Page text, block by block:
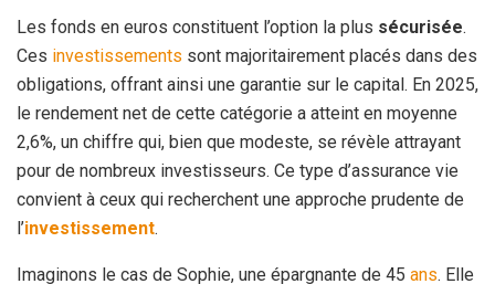
Les fonds en euros constituent l’option la plus sécurisée.
Ces investissements sont majoritairement placés dans des
obligations, offrant ainsi une garantie sur le capital. En 2025,
le rendement net de cette catégorie a atteint en moyenne
2,6%, un chiffre qui, bien que modeste, se révèle attrayant
pour de nombreux investisseurs. Ce type d’assurance vie
convient à ceux qui recherchent une approche prudente de
l’investissement.
Imaginons le cas de Sophie, une épargnante de 45 ans. Elle